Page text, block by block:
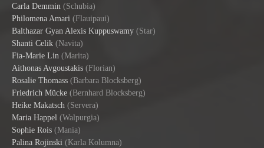
Carla Demmin (Schubia)
Philomena Amari (Flauipaui)
Balthazar Gyan Alexis Kuppuswamy (Star)
Shanti Celik (Navita)
Fia-Marie Lin (Marita)
Aithonas Avgoustakis (Florian)
Rosalie Thomass (Barbara Blocksberg)
Friedrich Mücke (Bernhard Blocksberg)
Heike Makatsch (Servera)
Maria Happel (Walpurgia)
Sophie Rois (Mania)
Palina Rojinski (Karla Kolumna)